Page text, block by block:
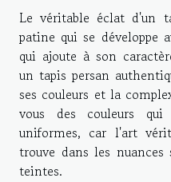
Le véritable éclat d'un
patine qui se développe
qui ajoute à son
un tapis persan
ses couleurs et la
vous des couleurs
uniformes, car l'art
trouve dans les
teintes.